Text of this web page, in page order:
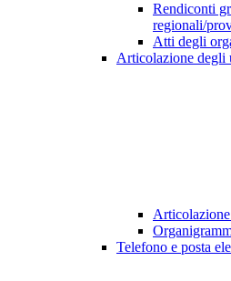
Rendiconti
regionali/
Atti degli
Articolazione degli
Telefono e posta